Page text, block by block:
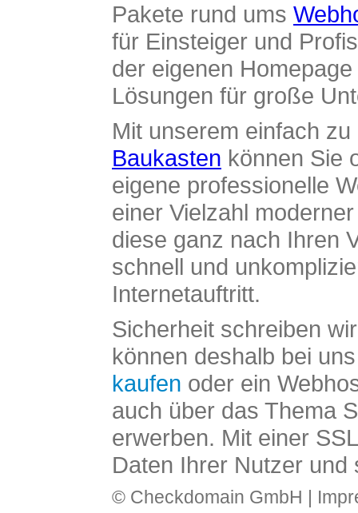
Pakete rund ums
für Einsteiger und
der eigenen
Lösungen für große
Mit unserem einfach
Baukasten können Sie
eigene professionelle
einer Vielzahl
diese ganz nach Ihren
schnell und
Internetauftritt.
Sicherheit schreiben
können deshalb bei
kaufen oder ein
auch über das Thema
erwerben. Mit einer
Daten Ihrer Nutzer und
© Checkdomain GmbH |